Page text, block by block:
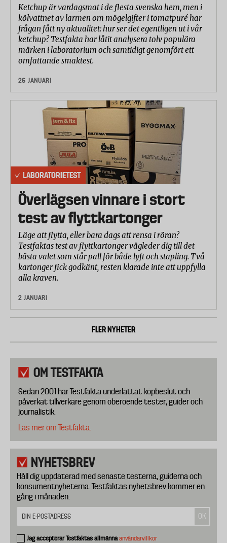
Ketchup är vardagsmat i de flesta svenska hem, men i
kölvattnet av larmen om mögelgifter i tomatpuré har
frågan fått ny aktualitet: hur ser det egentligen ut i vår
ketchup? Testfakta har låtit analysera tolv populära
märken i laboratorium och samtidigt genomfört ett
omfattande smaktest.
26 JANUARI
LABORATORIETEST
Överlägsen vinnare i stort
test av flyttkartonger
Läge att flytta, eller bara dags att rensa i röran?
Testfaktas test av flyttkartonger vägleder dig till det
bästa valet som står pall för både lyft och stapling. Två
kartonger fick godkänt, resten klarade inte att uppfylla
alla kraven.
2 JANUARI
FLER NYHETER
OM TESTFAKTA
Sedan 2001 har Testfakta underlättat köpbeslut och
påverkat tillverkare genom oberoende tester, guider och
journalistik.
Läs mer om Testfakta.
NYHETSBREV
Håll dig uppdaterad med senaste testerna, guiderna och
konsumentnyheterna. Testfaktas nyhetsbrev kommer en
gång i månaden.
Jag accepterar Testfaktas allmännaanvändarvillkor